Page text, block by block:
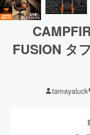
FUSION タ
tamayaluck